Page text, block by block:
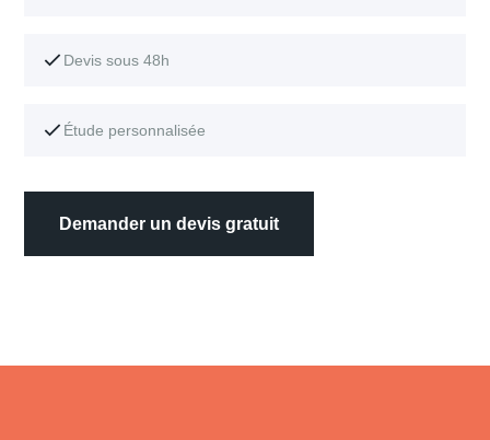
Devis sous 48h
Étude personnalisée
Demander un devis gratuit